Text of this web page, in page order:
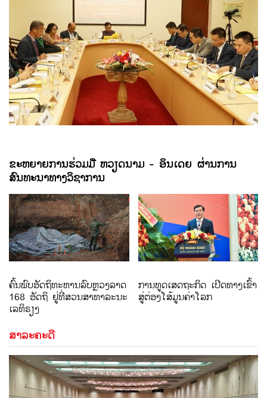
ເຝີເຈ - ລົດຊາດທີ່ເຂັ້ມຂຸ້ນຈາກທຳມະຊາດ
ຂະຫຍາຍການຮ່ວມມື ຫວຽດນາມ - ອິນເດຍ ຜ່ານການ
ສົນທະນາທາງວິຊາການ
ຄົ້ນພົບອັດຖິທະຫານລົບຫຼວງລາດ
168 ອັດຖິ ຢູ່ທີ່ສວນສາທາລະນະ
ເລທິຣຽງ
ການທູດເສດຖະກິດ ເປີດທາງເຂົ້າ
ສູ່ຕ່ອງໂສ້ມູນຄ່າໂລກ
ສາລະຄະດີ